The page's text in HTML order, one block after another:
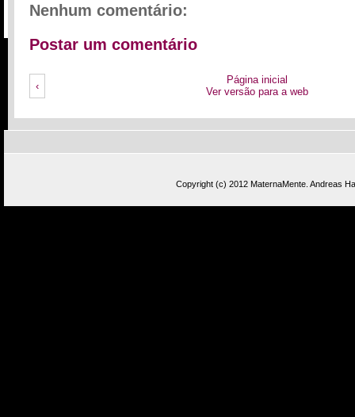
Nenhum comentário:
Postar um comentário
‹
Página inicial
Ver versão para a web
Copyright (c) 2012 MaternaMente. Andreas